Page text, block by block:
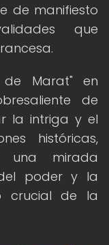
de manifiesto
que
Marat" en
de
la intriga y el
históricas,
una mirada
poder y la
crucial de la